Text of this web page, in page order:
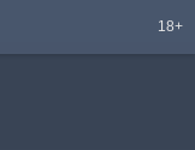
18+